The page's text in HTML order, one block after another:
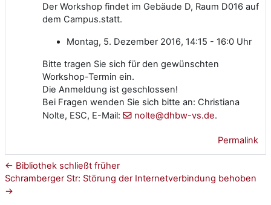
Der Workshop findet im Gebäude D, Raum D016 auf
dem Campus.statt.
Montag, 5. Dezember 2016, 14:15 - 16:0 Uhr
Bitte tragen Sie sich für den gewünschten
Workshop-Termin ein.
Die Anmeldung ist geschlossen!
Bei Fragen wenden Sie sich bitte an: Christiana
Nolte, ESC, E-Mail:
nolte@dhbw-vs.de.
Permalink
← Bibliothek schließt früher
Schramberger Str: Störung der Internetverbindung behoben
→